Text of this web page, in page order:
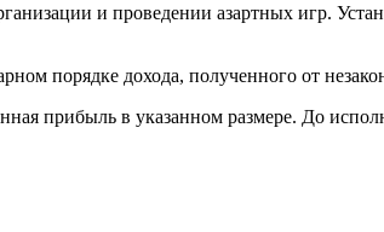
и проведении азартных игр.
порядке дохода, полученного от
прибыль в указанном размере. До